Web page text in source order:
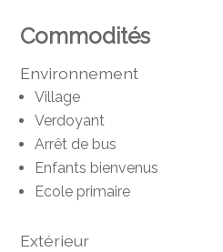
Commodités
Environnement
Village
Verdoyant
Arrêt de bus
Enfants bienvenus
Ecole primaire
Extérieur